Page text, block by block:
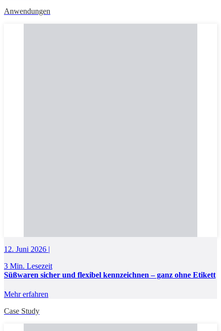
Anwendungen
12. Juni 2026 |
3 Min. Lesezeit
Süßwaren sicher und flexibel kennzeichnen – ganz ohne Etikett
Mehr erfahren
Case Study